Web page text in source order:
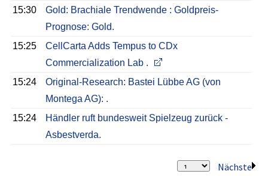
15:30
Gold: Brachiale Trendwende : Goldpreis-
Prognose: Gold.
15:25
CellCarta Adds Tempus to CDx
Commercialization Lab .
15:24
Original-Research: Bastei Lübbe AG (von
Montega AG): .
15:24
Händler ruft bundesweit Spielzeug zurück -
Asbestverda.
Nächste